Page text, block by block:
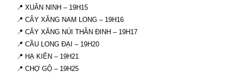
📍 XUÂN NINH – 19H15
📍 CÂY XĂNG NAM LONG – 19H16
📍 CÂY XĂNG NÚI THẦN ĐINH – 19H17
📍 CẦU LONG ĐẠI – 19H20
📍 HẠ KIÊN – 19H21
📍 CHỢ GỘ – 19H25